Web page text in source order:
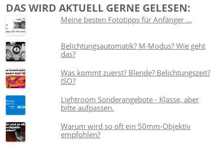
DAS WIRD AKTUELL GERNE GELESEN:
Meine besten Fototipps für Anfänger ...
Belichtungsautomatik? M-Modus? Wie geht
das?
Was kommt zuerst? Blende? Belichtungszeit?
ISO?
Lightroom Sonderangebote - Klasse, aber
bitte aufpassen.
Warum wird so oft ein 50mm-Objektiv
empfohlen?